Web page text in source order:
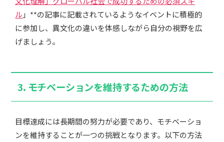
ル 」**の記事に記載されているようなイベントに積極的
に参加し、異文化の違いを体感しながら自分の視野を広
げましょう。
3. モチベーションを維持するための方法
目標達成には長期間の努力が必要であり、モチベーショ
ンを維持することが一つの挑戦となります。以下の方法